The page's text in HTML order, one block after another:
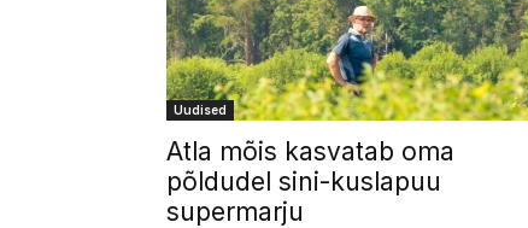
Uudised
Atla mõis kasvatab oma
põldudel sini-kuslapuu
supermarju